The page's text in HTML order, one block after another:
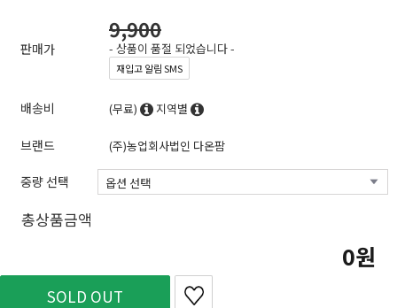
판매가
9,900
- 상품이 품절 되었습니다 -
재입고 알림 SMS
배송비 (무료) 지역별
브랜드 (주)농업회사법인 다온팜
중량 선택
총상품금액
0
SOLD OUT